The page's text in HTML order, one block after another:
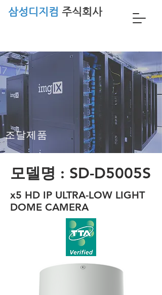
삼성디지컴 주식회사
조달제품
모델명 : SD-D5005S
x5 HD IP ULTRA-LOW LIGHT
DOME CAMERA